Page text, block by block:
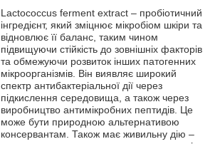
Lactococcus ferment extract – пробіотичний
інгредієнт, який зміцнює мікробіом шкіри та
відновлює її баланс, таким чином
підвищуючи стійкість до зовнішніх факторів
та обмежуючи розвиток інших патогенних
мікроорганізмів. Він виявляє широкий
спектр антибактеріальної дії через
підкислення середовища, а також через
виробництво антимікробних пептидів. Це
може бути природною альтернативою
консервантам. Також має живильну дію –